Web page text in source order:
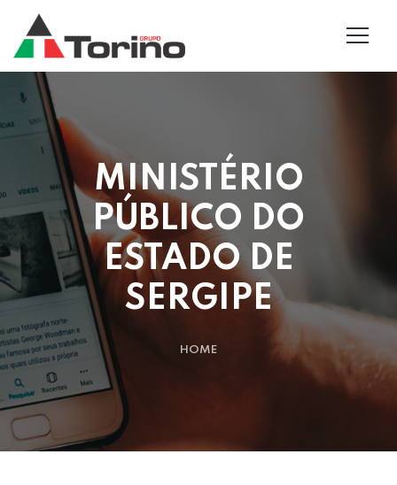
MINISTÉRIO
PÚBLICO DO
ESTADO DE
SERGIPE
HOME